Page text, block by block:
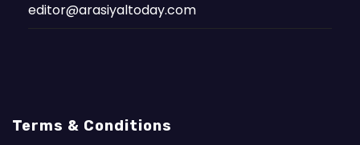
editor@arasiyaltoday.com
Terms & Conditions